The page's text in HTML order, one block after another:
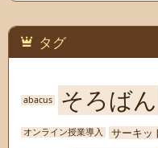
タグ
abacus そろばん
オンライン授業導入 サーキッ